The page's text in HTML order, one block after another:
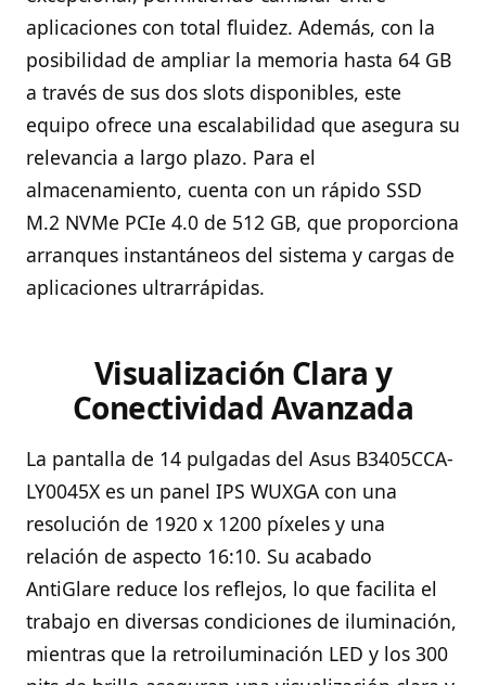
aplicaciones con total fluidez. Además, con la
posibilidad de ampliar la memoria hasta 64 GB
a través de sus dos slots disponibles, este
equipo ofrece una escalabilidad que asegura su
relevancia a largo plazo. Para el
almacenamiento, cuenta con un rápido SSD
M.2 NVMe PCIe 4.0 de 512 GB, que proporciona
arranques instantáneos del sistema y cargas de
aplicaciones ultrarrápidas.
Visualización Clara y
Conectividad Avanzada
La pantalla de 14 pulgadas del Asus B3405CCA-
LY0045X es un panel IPS WUXGA con una
resolución de 1920 x 1200 píxeles y una
relación de aspecto 16:10. Su acabado
AntiGlare reduce los reflejos, lo que facilita el
trabajo en diversas condiciones de iluminación,
mientras que la retroiluminación LED y los 300